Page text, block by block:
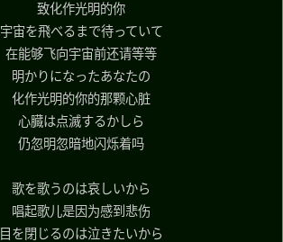
致化作光明的你
宇宙を飛べるまで待っていて
在能够飞向宇宙前还请等等
明かりになったあなたの
化作光明的你的那颗心脏
心臓は点滅するかしら
仍忽明忽暗地闪烁着吗
歌を歌うのは哀しいから
唱起歌儿是因为感到悲伤
目を閉じるのは泣きたいから